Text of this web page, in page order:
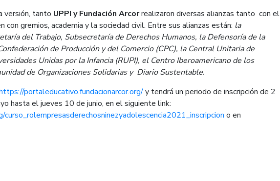
versión, tanto UPPI y Fundación Arcorrealizaron diversas alianzas tanto con el
con gremios, academia y la sociedad civil. Entre sus alianzas están: la
del Trabajo, Subsecretaría de Derechos Humanos, la Defensoría de la
de Producción y del Comercio (CPC), la Central Unitaria de
Unidas por la Infancia (RUPI), el Centro Iberoamericano de los
de Organizaciones Solidarias y Diario Sustentable.
portaleducativo.fundacionarcor.org/y tendrá un periodo de inscripción de 2
hasta el jueves 10 de junio, en el siguiente link:
curso_rolempresasderechosninezyadolescencia2021_inscripcion o en